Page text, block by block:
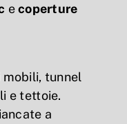
ecoperture
tunnel
e tettoie.
a